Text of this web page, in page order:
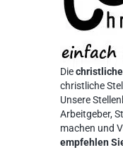
Die
christliche
Unsere
Arbeitgeber,
machen und
empfehlen